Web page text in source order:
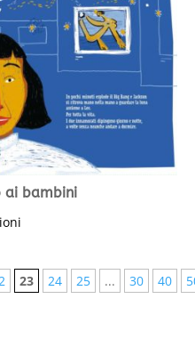
ai bambini
23 24 25 ... 30 40